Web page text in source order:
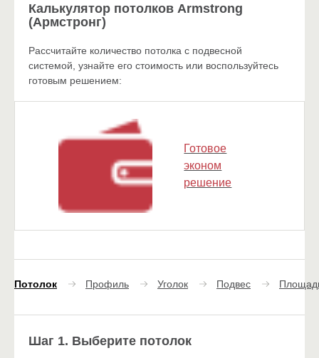
Калькулятор потолков Armstrong
(Армстронг)
Рассчитайте количество потолка с подвесной
системой, узнайте его стоимость или воспользуйтесь
готовым решением:
Готовое
эконом
решение
Потолок Профиль Уголок Подвес
Шаг 1. Выберите потолок